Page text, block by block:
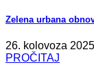
Zelena urbana
26. kolovoza
PROČITAJ